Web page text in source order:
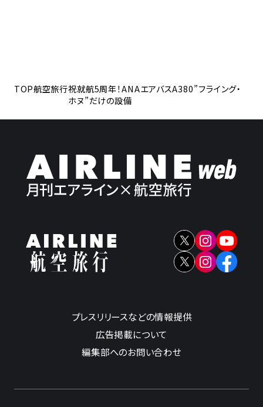
TOP航空旅行祝就航5周年！ANAエアバスA380”フライング・
ホヌ”だけの設備
プレスリリースなどの情報提供
広告掲載について
編集部へのお問い合わせ